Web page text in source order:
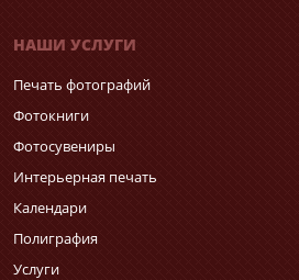
НАШИ УСЛУГИ
Печать фотографий
Фотокниги
Фотосувениры
Интерьерная печать
Календари
Полиграфия
Услуги